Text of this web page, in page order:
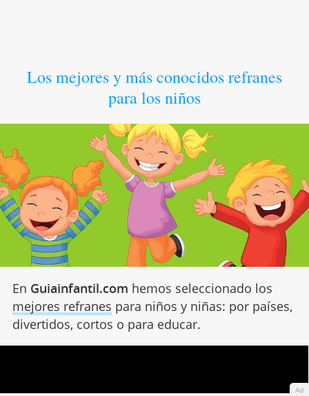
Los mejores y más conocidos refranes
para los niños
En Guiainfantil.com hemos seleccionado los
mejores refranes para niños y niñas: por países,
divertidos, cortos o para educar.
Ad